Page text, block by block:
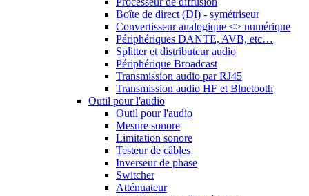
Boîte de direct (DI) - symétriseur
Convertisseur analogique <> numérique
Périphériques DANTE, AVB, etc…
Splitter et distributeur audio
Périphérique Broadcast
Transmission audio par RJ45
Transmission audio HF et Bluetooth
Outil pour l'audio
Outil pour l'audio
Mesure sonore
Limitation sonore
Testeur de câbles
Inverseur de phase
Switcher
Atténuateur